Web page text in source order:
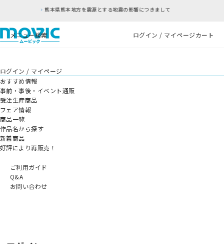
本県熊本地方を震源とする地震の影響につきまして
メニュー検索 ログイン / マイページカート
ログイン / マイページ
おすすめ情報
事前・事後・イベント通販
受注生産商品
フェア情報
商品一覧
作品名から探す
新着商品
好評により再販売！
ご利用ガイド
Q&A
お問い合わせ